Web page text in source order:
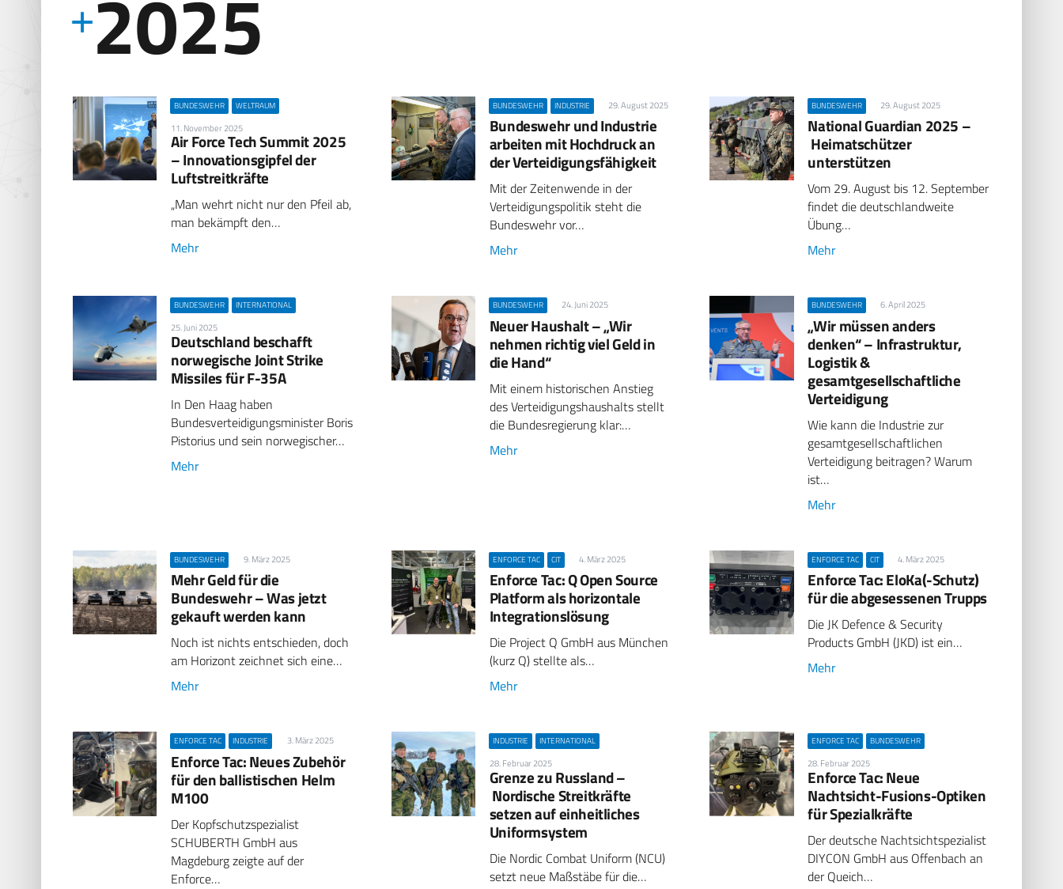
2025
BUNDESWEHR WELTRAUM
11. November 2025
Air Force Tech Summit 2025
– Innovationsgipfel der
Luftstreitkräfte
„Man wehrt nicht nur den Pfeil ab,
man bekämpft den…
Mehr
BUNDESWEHR INDUSTRIE 29. August 2025
Bundeswehr und Industrie
arbeiten mit Hochdruck an
der Verteidigungsfähigkeit
Mit der Zeitenwende in der
Verteidigungspolitik steht die
Bundeswehr vor…
Mehr
BUNDESWEHR 29. August 2025
National Guardian 2025 –
Heimatschützer
unterstützen
Vom 29. August bis 12. September
findet die deutschlandweite
Übung…
Mehr
BUNDESWEHR INTERNATIONAL
25. Juni 2025
Deutschland beschafft
norwegische Joint Strike
Missiles für F-35A
In Den Haag haben
Bundesverteidigungsminister Boris
Pistorius und sein norwegischer…
Mehr
BUNDESWEHR 24. Juni 2025
Neuer Haushalt – „Wir
nehmen richtig viel Geld in
die Hand“
Mit einem historischen Anstieg
des Verteidigungshaushalts stellt
die Bundesregierung klar:…
Mehr
BUNDESWEHR 6. April 2025
„Wir müssen anders
denken“ – Infrastruktur,
Logistik &
gesamtgesellschaftliche
Verteidigung
Wie kann die Industrie zur
gesamtgesellschaftlichen
Verteidigung beitragen? Warum
ist…
Mehr
BUNDESWEHR 9. März 2025
Mehr Geld für die
Bundeswehr – Was jetzt
gekauft werden kann
Noch ist nichts entschieden, doch
am Horizont zeichnet sich eine…
Mehr
ENFORCE TAC CIT 4. März 2025
Enforce Tac: Q Open Source
Platform als horizontale
Integrationslösung
Die Project Q GmbH aus München
(kurz Q) stellte als…
Mehr
ENFORCE TAC CIT 4. März 2025
Enforce Tac: EloKa(-Schutz)
für die abgesessenen Trupps
Die JK Defence & Security
Products GmbH (JKD) ist ein…
Mehr
ENFORCE TAC INDUSTRIE 3. März 2025
Enforce Tac: Neues Zubehör
für den ballistischen Helm
M100
Der Kopfschutzspezialist
SCHUBERTH GmbH aus
Magdeburg zeigte auf der
Enforce…
INDUSTRIE INTERNATIONAL
28. Februar 2025
Grenze zu Russland –
Nordische Streitkräfte
setzen auf einheitliches
Uniformsystem
Die Nordic Combat Uniform (NCU)
setzt neue Maßstäbe für die…
ENFORCE TAC BUNDESWEHR
28. Februar 2025
Enforce Tac: Neue
Nachtsicht-Fusions-Optiken
für Spezialkräfte
Der deutsche Nachtsichtspezialist
DIYCON GmbH aus Offenbach an
der Queich…